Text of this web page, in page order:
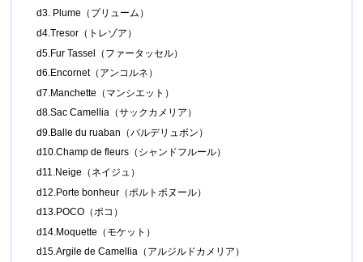
d3. Plume（プリューム）
d4.Tresor（トレゾア）
d5.Fur Tassel（ファータッセル）
d6.Encornet（アンコルネ）
d7.Manchette（マンシエット）
d8.Sac Camellia（サックカメリア）
d9.Balle du ruaban（バルデリュボン）
d10.Champ de fleurs（シャンドフルール）
d11.Neige（ネイジュ）
d12.Porte bonheur（ポルトボヌール）
d13.POCO（ポコ）
d14.Moquette（モケット）
d15.Argile de Camellia（アルジルドカメリア）